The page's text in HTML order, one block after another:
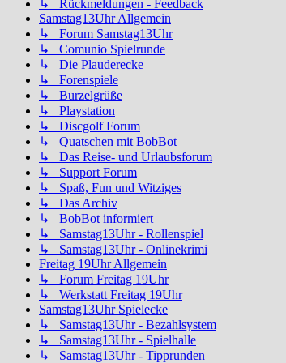
↳ Rückmeldungen - Feedback
Samstag13Uhr Allgemein
↳ Forum Samstag13Uhr
↳ Comunio Spielrunde
↳ Die Plauderecke
↳ Forenspiele
↳ Burzelgrüße
↳ Playstation
↳ Discgolf Forum
↳ Quatschen mit BobBot
↳ Das Reise- und Urlaubsforum
↳ Support Forum
↳ Spaß, Fun und Witziges
↳ Das Archiv
↳ BobBot informiert
↳ Samstag13Uhr - Rollenspiel
↳ Samstag13Uhr - Onlinekrimi
Freitag 19Uhr Allgemein
↳ Forum Freitag 19Uhr
↳ Werkstatt Freitag 19Uhr
Samstag13Uhr Spielecke
↳ Samstag13Uhr - Bezahlsystem
↳ Samstag13Uhr - Spielhalle
↳ Samstag13Uhr - Tipprunden